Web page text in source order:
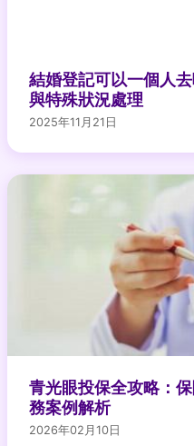
結婚登記可以一個人
與特殊狀況處理
2025年11月21日
青光眼投保全攻略：
務案例解析
2026年02月10日